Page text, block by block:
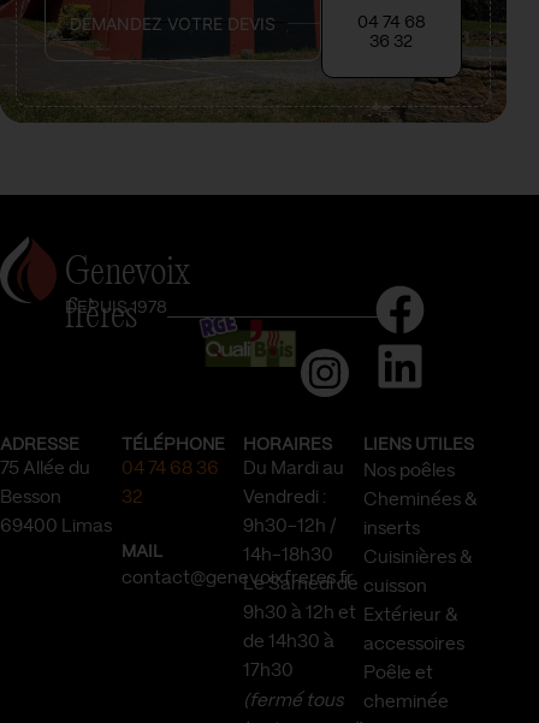
DEMANDEZ VOTRE DEVIS
04 74 68
36 32
Genevoix
frères
DEPUIS 1978
ADRESSE
75 Allée du
Besson
69400 Limas
TÉLÉPHONE
04 74 68 36
32
MAIL
contact@genevoixfreres.fr
HORAIRES
Du Mardi au
Vendredi :
9h30-12h /
14h-18h30
Le Samedi de
9h30 à 12h et
de 14h30 à
17h30
(fermé tous
LIENS UTILES
Nos poêles
Cheminées &
inserts
Cuisinières &
cuisson
Extérieur &
accessoires
Poêle et
cheminée